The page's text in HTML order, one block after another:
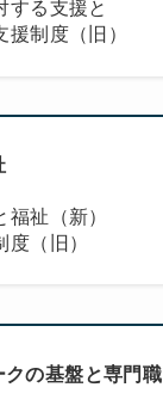
る支援と
制度（旧）
祉（新）
（旧）
クの基盤と専門職